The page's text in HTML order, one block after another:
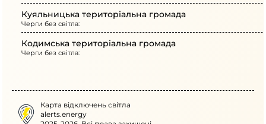
Куяльницька територіальна громада
Черги без світла:
Кодимська територіальна громада
Черги без світла:
Карта відключень світла
alerts.energy